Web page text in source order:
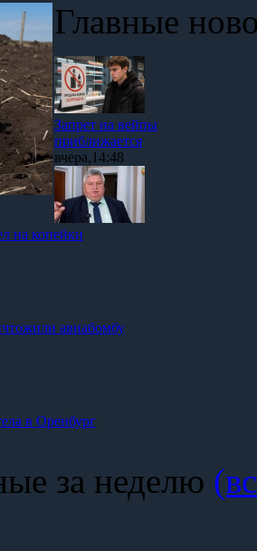
Главные
Запрет на вейпы
приближается
вчера,14:48
на копейки
авиабомбу
в Оренбург
за неделю